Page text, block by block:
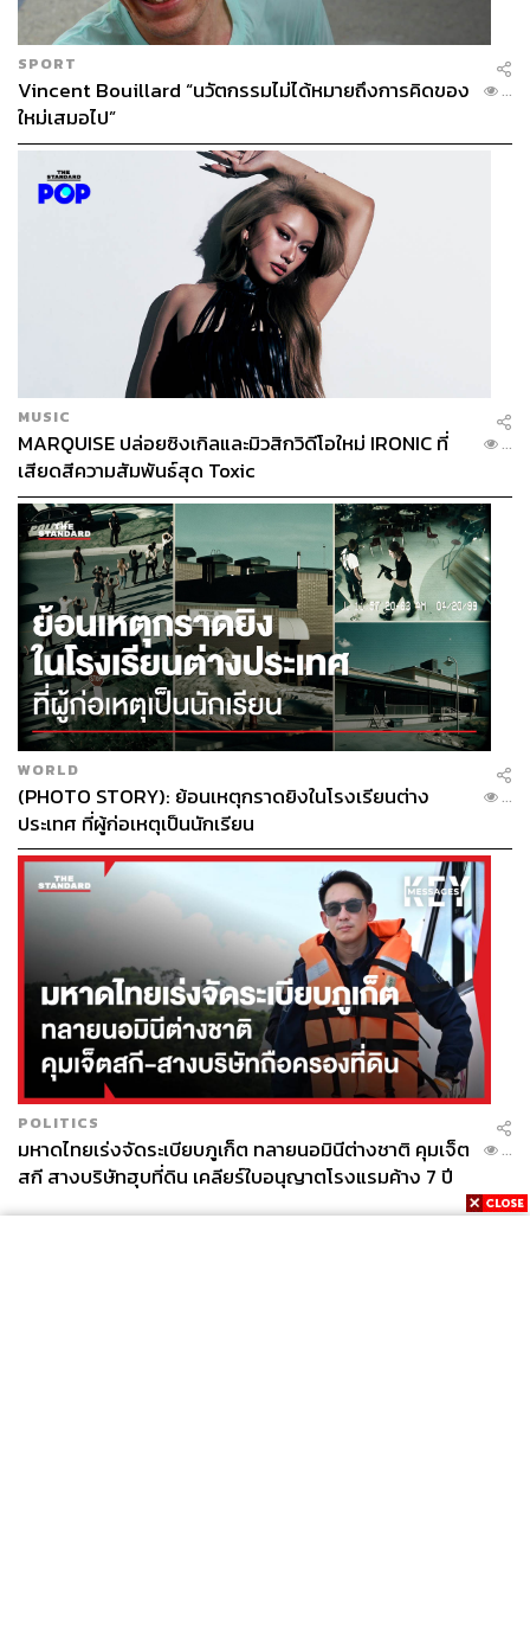
เวอร์ชันเอกสารโปรตุเกสของเพอร์ชาส
บันทึกของเพอร์ชาส (Purchas) ตีพิมพ์เมื่อ พ.ศ. 2156 ได้ระบุ
ว่า พระมหาอุปราชาตายจากกระสุนปืน ซึ่งเป็นการใช้ข้อมูล
อ้างอิงจากจดหมายเหตุที่ตีพิมพ์เมื่อ พ.ศ. 2145 หรือก็คือ 10 ปี
หลังเหตุการณ์ยุทธหัตถีเท่านั้น ดังนั้น นักประวัติศาสตร์ชื่อดัง
อย่าง วิกเตอร์ ลิเบอร์แมน ได้ให้ความเห็นว่าสอดคล้องกับ
พงศาวดารฉบับอูกาลา ด้วยเหตุนี้จึงเชื่อว่าพระมหาอุปราชา
ตายจากลูกปืนมากกว่าดาบ
เวอร์ชันเอกสารโปรตุเกสของโบคาร์โร
แอนโทนี โบคาร์โร เป็นชาวโปรตุเกสที่ท่องเที่ยวในเมืองกัว
โดยใน พ.ศ. 2174 เขาได้ทำหน้าที่เป็นนักจดหมายเหตุ และได้
เขียนเรื่องสงครามที่หนองสาหร่ายไว้ว่า กษัตริย์สยามได้ส่ง
สารถึงพระมหาอุปราชา เพื่อให้มาทำยุทธหัตถีด้วยกัน เมื่อ
พระมหาอุปราชาเห็นศัตรู พระองค์ทรงสั่งทหารว่าให้เปิดทาง
เพื่อทำสงครามกับปรปักษ์… พระมหาอุปราชาทรงไสช้างไป
สามารถฆ่าแม่ทัพสยามได้นายหนึ่ง… จากนั้นจึงเข้าถึงตัว
‘องค์ดำ’ ที่ทรงช้างอยู่ ในระหว่างการต่อสู้นั้น พระมหาอุป
ราชาบาดเจ็บจากขวานของสมเด็จพระนเรศวร เมื่อสมเด็จ
พระนเรศวรเห็นว่าพระองค์กำลังจะชนะแล้ว พระองค์ได้สั่ง
ให้ทหารโปรตุเกสสองนายยิงปืน เสียงปืนดังขึ้นหนึ่งนัด ผลก็
คือทำให้พระมหาอุปราชาได้รับบาดเจ็บและตายจากพิษ
บาดแผล
สรุป
เป็นเรื่องยากที่จะตัดสินว่าเวอร์ชันไหนถูกต้องที่สุด โดย
เอกสารที่ใกล้เคียงกับเหตุการณ์คือของชาก์คส์ เดอ คูเตร ได้
ให้ข้อมูลว่า พระมหาอุปราชาถูกหลาวแทงเข้าที่คอ มีความ
สอดคล้องกับเอกสารของวัน วลิต ในขณะที่เอกสารฝ่ายไทย
เล่าตรงกันว่าใช้พระแสงของ้าวฟันจนขาดคอช้าง แต่ก็ขัด
แย้งกับเอกสารของต่างชาติไม่ว่าจะเป็นพม่าและโปรตุเกส ที่
ระบุว่าพระมหาอุปราชาถูกยิงด้วยปืนตาย เอกสารเปอร์เซียดู
จะทิ้งเงื่อนงำบางอย่างไว้ว่าสมเด็จพระนเรศวรทรงแอบเอา
ปืนเข้าไปทำยุทธหัตถีด้วย
โดยปกติแล้ว นักประวัติศาสตร์มักเลือกเชื่อบันทึกจากผู้ที่ดูจะ
มีส่วนได้ส่วนเสียในเหตุการณ์น้อยว่ามีความน่าเชื่อถือ
ถ้าเชื่อว่าเอกสารพม่าบันทึกเหตุการณ์ตามจริงตามที่นัก
ประวัติศาสตร์หลายคนเชื่อกัน และชาวโปรตุเกสทั้งสองก็ไม่
เคยเข้าไปเยือนอยุธยา ดังนั้น ก็มีความเป็นไปได้ที่พระมหาอุป
SPORT
Vincent Bouillard “นวัตกรรมไม่ได้หมายถึงการคิดของ
ใหม่เสมอไป”
...
MUSIC
MARQUISE ปล่อยซิงเกิลและมิวสิกวิดีโอใหม่ IRONIC ที่
เสียดสีความสัมพันธ์สุด Toxic
...
WORLD
(PHOTO STORY): ย้อนเหตุกราดยิงในโรงเรียนต่าง
ประเทศ ที่ผู้ก่อเหตุเป็นนักเรียน
...
POLITICS
มหาดไทยเร่งจัดระเบียบภูเก็ต ทลายนอมินีต่างชาติ คุมเจ็ต
สกี สางบริษัทฮุบที่ดิน เคลียร์ใบอนุญาตโรงแรมค้าง 7 ปี
...